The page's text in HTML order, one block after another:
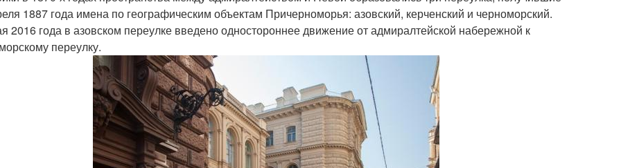
1887 года имена по географическим объектам Причерноморья: азовский, керченский и черноморский.
2016 года в азовском переулке введено одностороннее движение от адмиралтейской набережной к
переулку.